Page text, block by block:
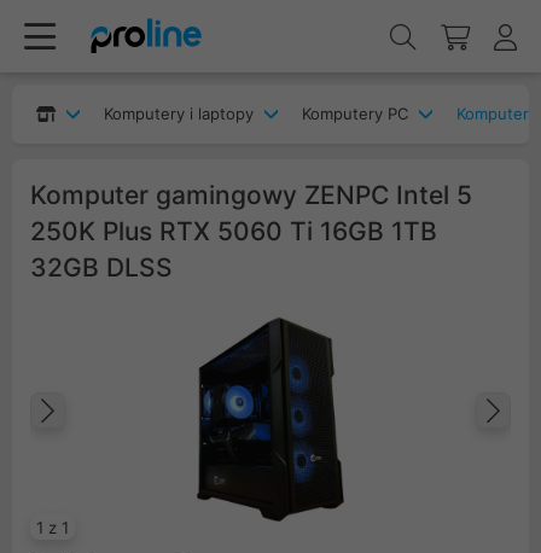
Komputery i laptopy Komputery PC
Komputer gamingowy ZENPC Intel 5
250K Plus RTX 5060 Ti 16GB 1TB
32GB DLSS
1 z 1
Poprzedni